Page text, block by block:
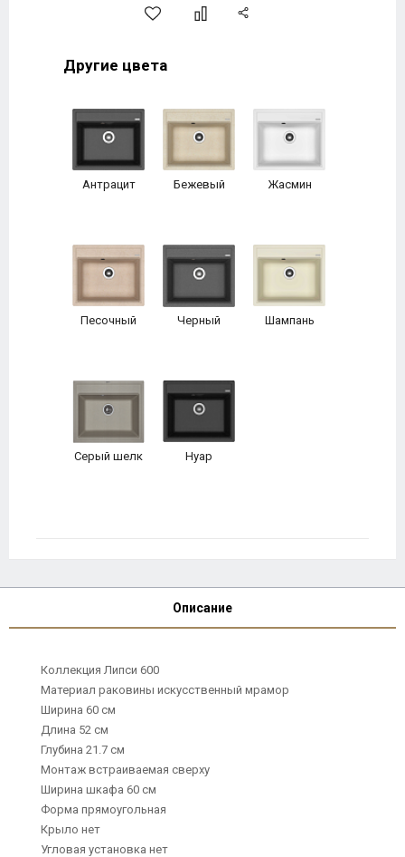
Другие цвета
Антрацит Бежевый Жасмин
Песочный Черный Шампань
Серый шелк Нуар
Описание
Коллекция Липси 600
Материал раковины искусственный мрамор
Ширина 60 см
Длина 52 см
Глубина 21.7 см
Монтаж встраиваемая сверху
Ширина шкафа 60 см
Форма прямоугольная
Крыло нет
Угловая установка нет